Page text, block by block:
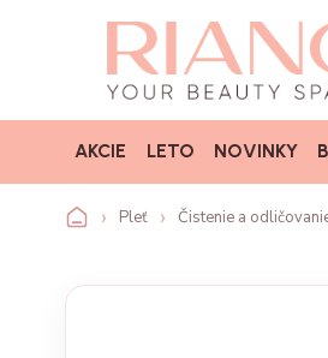
AKCIE LETO NOVINKY
Pleť Čistenie a